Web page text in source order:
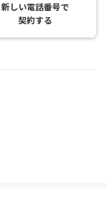
新しい電話番号で
契約する